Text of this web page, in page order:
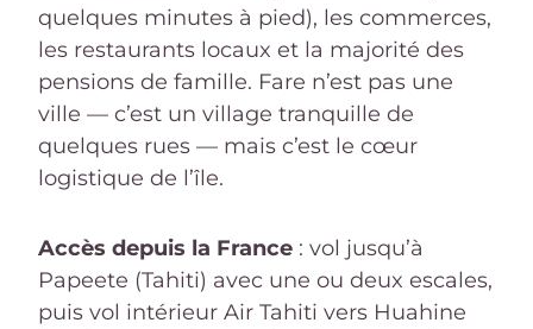
quelques minutes à pied), les commerces,
les restaurants locaux et la majorité des
pensions de famille. Fare n’est pas une
ville — c’est un village tranquille de
quelques rues — mais c’est le cœur
logistique de l’île.
Accès depuis la France : vol jusqu’à
Papeete (Tahiti) avec une ou deux escales,
puis vol intérieur Air Tahiti vers Huahine